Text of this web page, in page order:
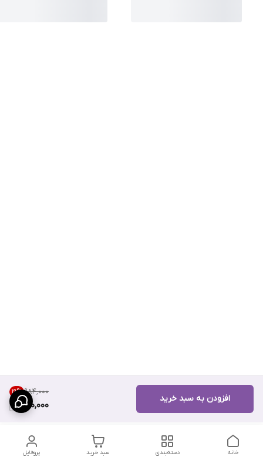
۹۸۴٬۰۰۰ 19%
790,000
افزودن به سبد خرید
پروفایل سبد خرید دسته‌بندی خانه